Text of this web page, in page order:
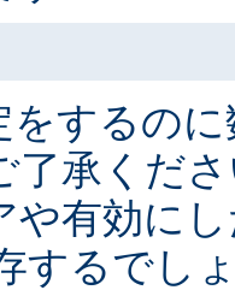
をするの
了承くだ
や有効に
するでし